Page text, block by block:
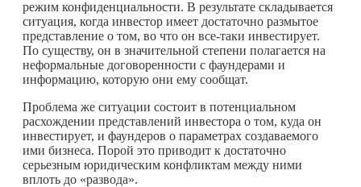
режим конфиденциальности. В результате складывается
ситуация, когда инвестор имеет достаточно размытое
представление о том, во что он все-таки инвестирует.
По существу, он в значительной степени полагается на
неформальные договоренности с фаундерами и
информацию, которую они ему сообщат.
Проблема же ситуации состоит в потенциальном
расхождении представлений инвестора о том, куда он
инвестирует, и фаундеров о параметрах создаваемого
ими бизнеса. Порой это приводит к достаточно
серьезным юридическим конфликтам между ними
вплоть до «развода».